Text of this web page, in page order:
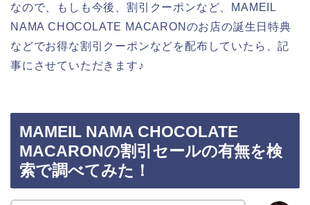
なので、もしも今後、割引クーポンなど、MAMEIL
NAMA CHOCOLATE MACARONのお店の誕生日特典
などでお得な割引クーポンなどを配布していたら、記
事にさせていただきます♪
MAMEIL NAMA CHOCOLATE
MACARONの割引セールの有無を検
索で調べてみた！